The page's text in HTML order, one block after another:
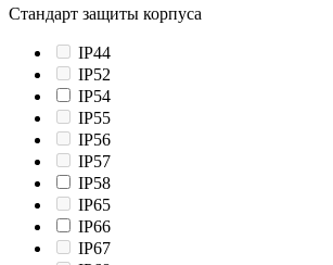
Стандарт защиты корпуса
IP44
IP52
IP54
IP55
IP56
IP57
IP58
IP65
IP66
IP67